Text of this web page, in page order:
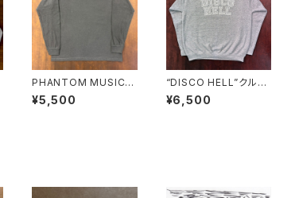
PHANTOM MUSIC
ロングスリーブTシャツ
¥5,500
“DISCO HELL”クルー
ネックスウェットシャツ
¥6,500